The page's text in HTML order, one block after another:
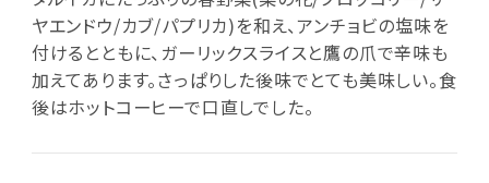
ヤエンドウ/カブ/パプリカ)を和え、アンチョビの塩味を
付けるとともに、ガーリックスライスと鷹の爪で辛味も
加えてあります。さっぱりした後味でとても美味しい。食
後はホットコーヒーで口直しでした。